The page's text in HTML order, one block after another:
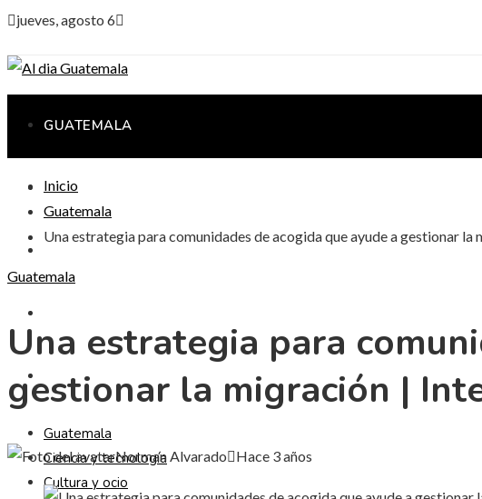
jueves, agosto 6
GUATEMALA
CIENCIA Y TECNOLOGÍA
INVERSIONES Y NEGOCIOS
Guatemala
Ciencia y tecnología
Cultura y ocio
Inicio
Guatemala
Una estrategia para comunidades de acogida que ayude a gestionar
Guatemala
Una estrategia para
gestionar la migración |
Norman Alvarado Hace 3 años